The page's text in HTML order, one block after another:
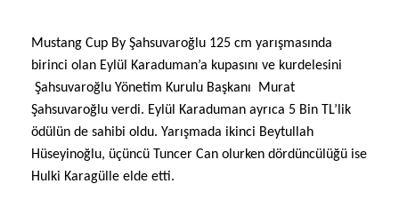
Mustang Cup By Şahsuvaroğlu 125 cm yarışmasında
birinci olan Eylül Karaduman’a kupasını ve kurdelesini
Şahsuvaroğlu Yönetim Kurulu Başkanı
Murat
Şahsuvaroğlu verdi. Eylül Karaduman ayrıca 5 Bin TL’lik
ödülün de sahibi oldu. Yarışmada ikinci Beytullah
Hüseyinoğlu, üçüncü Tuncer Can olurken dördüncülüğü ise
Hulki Karagülle elde etti.